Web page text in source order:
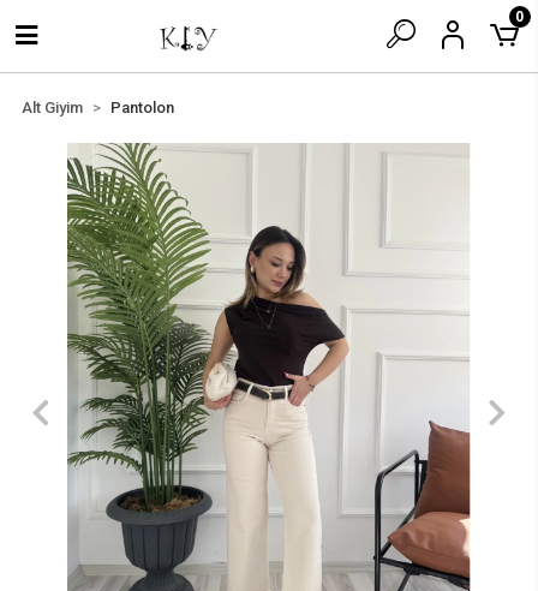
0
Alt Giyim Pantolon